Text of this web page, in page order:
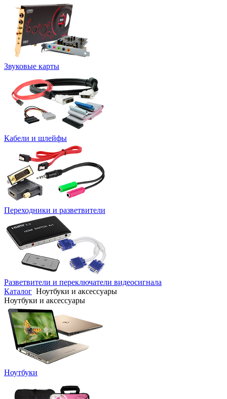
Звуковые карты
Кабели и шлейфы
Переходники и разветвители
Разветвители и переключатели видеосигнала
Каталог Ноутбуки и аксессуары
Ноутбуки и аксессуары
Ноутбуки